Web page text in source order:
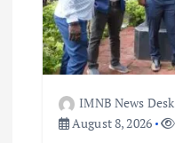
IMNB News Desk
August 8, 2026